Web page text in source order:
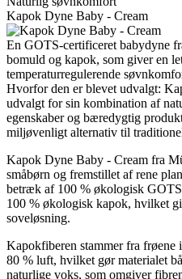
Kapok Dyne Baby - Cream
En GOTS-certificeret babydyne
bomuld og kapok, som giver en
temperaturregulerende
Hvorfor den er blevet udvalgt:
udvalgt for sin kombination af
egenskaber og bæredygtig
miljøvenligt alternativ til
Kapok Dyne Baby - Cream fra
småbørn og fremstillet af rene
betræk af 100 % økologisk
100 % økologisk kapok, hvilket
soveløsning.
Kapokfiberen stammer fra
80 % luft, hvilket gør materialet
naturlige voks, som omgiver